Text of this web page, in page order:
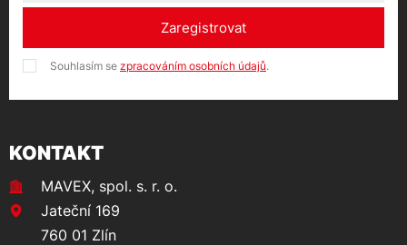
Zaregistrovat
Souhlasím se zpracováním osobních údajů.
KONTAKT
MAVEX, spol. s. r. o.
Jateční 169
760 01 Zlín